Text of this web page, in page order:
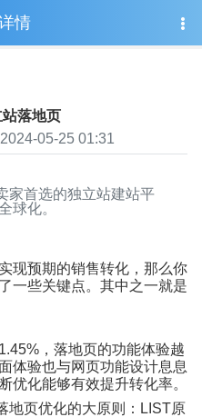
情
落地页
05-25 01:31
家首选的独立站建站平
球化。
现预期的销售转化，那么你
一些关键点。其中之一就是
，落地页的功能体验越
体验也与网页功能设计息息
优化能够有效提升转化率。
地页优化的大原则： LIST原